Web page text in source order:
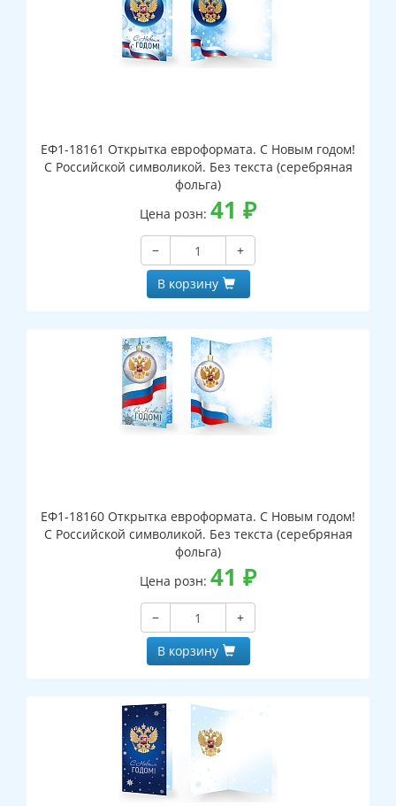
ЕФ1-18161 Открытка евроформата. С Новым годом!
С Российской символикой. Без текста (серебряная
фольга)
Цена розн: 41 ₽
−
+
В корзину
ЕФ1-18160 Открытка евроформата. С Новым годом!
С Российской символикой. Без текста (серебряная
фольга)
Цена розн: 41 ₽
−
+
В корзину